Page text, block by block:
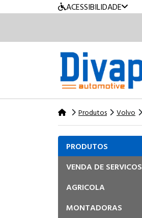
ACESSIBILIDADE
Produtos Volvo
PRODUTOS
VENDA DE SERVICOS
AGRICOLA
MONTADORAS